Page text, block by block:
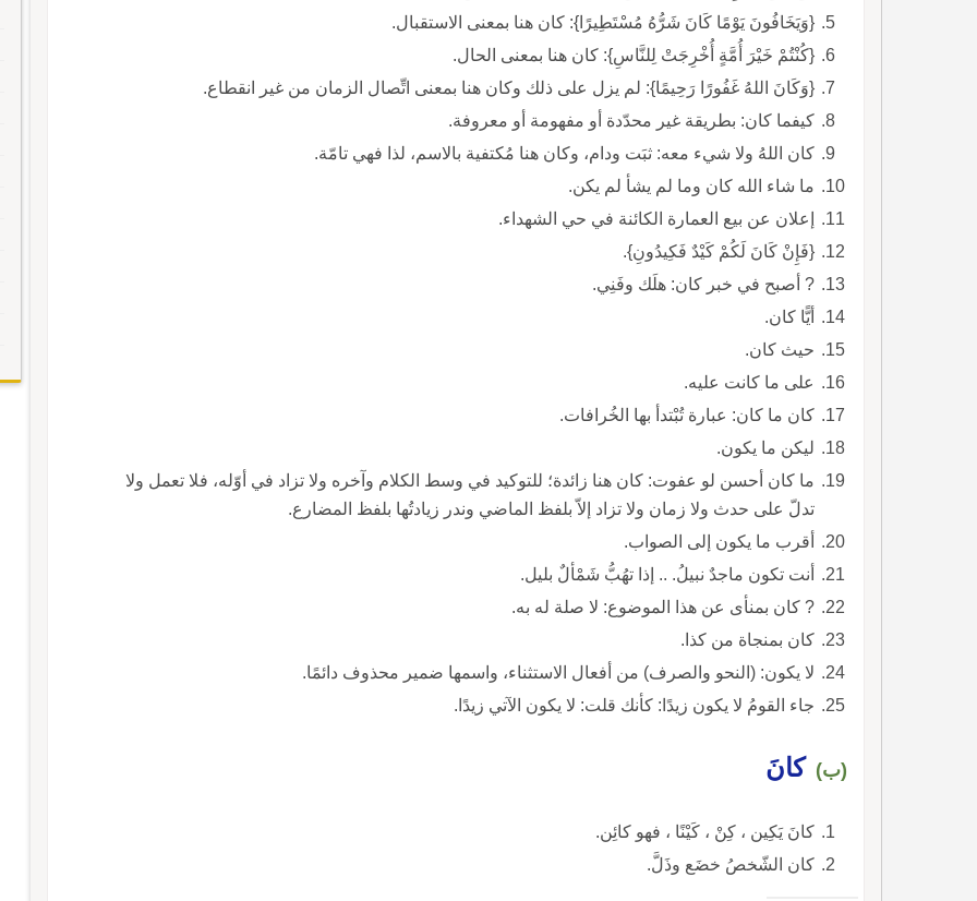
{وَيَخَافُونَ يَوْمًا كَانَ شَرُّهُ مُسْتَطِيرًا}: كان هنا بمعنى الاستقبال.
{كُنْتُمْ خَيْرَ أُمَّةٍ أُخْرِجَتْ لِلنَّاسِ}: كان هنا بمعنى الحال.
{وَكَانَ اللهُ غَفُورًا رَحِيمًا}: لم يزل على ذلك وكان هنا بمعنى اتِّصال الزمان من غير انقطاع.
كيفما كان: بطريقة غير محدّدة أو مفهومة أو معروفة.
كان اللهُ ولا شيء معه: ثبَت ودام، وكان هنا مُكتفية بالاسم، لذا فهي تامّة.
ما شاء الله كان وما لم يشأ لم يكن.
إعلان عن بيع العمارة الكائنة في حي الشهداء.
{فَإِنْ كَانَ لَكُمْ كَيْدٌ فَكِيدُونِ}.
? أصبح في خبر كان: هلَك وفَنِي.
أيًّا كان.
حيث كان.
على ما كانت عليه.
كان ما كان: عبارة تُبْتدأ بها الخُرافات.
ليكن ما يكون.
ما كان أحسن لو عفوت: كان هنا زائدة؛ للتوكيد في وسط الكلام وآخره ولا تزاد في أوّله، فلا تعمل ولا
تدلّ على حدث ولا زمان ولا تزاد إلاّ بلفظ الماضي وندر زيادتُها بلفظ المضارع.
أقرب ما يكون إلى الصواب.
أنت تكون ماجدٌ نبيلُ. .. إذا تهُبُّ شَمْألٌ بليل.
? كان بمنأى عن هذا الموضوع: لا صلة له به.
كان بمنجاة من كذا.
لا يكون: (النحو والصرف) من أفعال الاستثناء، واسمها ضمير محذوف دائمًا.
جاء القومُ لا يكون زيدًا: كأنك قلت: لا يكون الآتي زيدًا.
(ب) كانَ
كانَ يَكِين ، كِنْ ، كَيْنًا ، فهو كائِن.
كان الشّخصُ خضَع وذَلَّ.